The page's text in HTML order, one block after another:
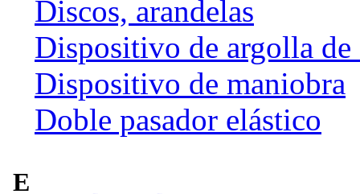
Discos, arandelas
Dispositivo de argolla de
Dispositivo de maniobra
Doble pasador elástico
E